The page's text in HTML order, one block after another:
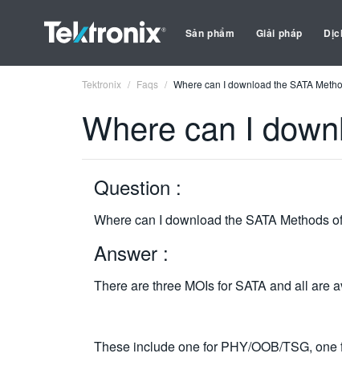
Sản phẩm Giải pháp
Tektronix Faqs Where can I download the SATA
Where can I
Question :
Where can I download the SATA Methods
Answer :
There are three MOIs for SATA and all are
These include one for PHY/OOB/TSG,